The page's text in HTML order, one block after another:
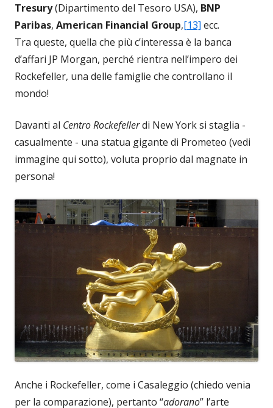
Tresury(Dipartimento del Tesoro USA), BNP
Paribas, American Financial Group,[13] ecc.
Tra queste, quella che più c’interessa è la banca
d’affari JP Morgan, perché rientra nell’impero dei
Rockefeller, una delle famiglie che controllano il
mondo!
Davanti al Centro Rockefellerdi New York si staglia -
casualmente - una statua gigante di Prometeo (vedi
immagine qui sotto), voluta proprio dal magnate in
persona!
Anche i Rockefeller, come i Casaleggio (chiedo venia
per la comparazione), pertanto “adorano” l’arte